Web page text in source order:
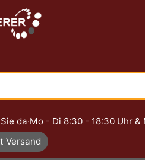
da·Mo - Di 8:30 - 18:30 Uhr
Versand